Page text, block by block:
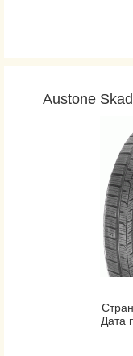
Austone
Дата